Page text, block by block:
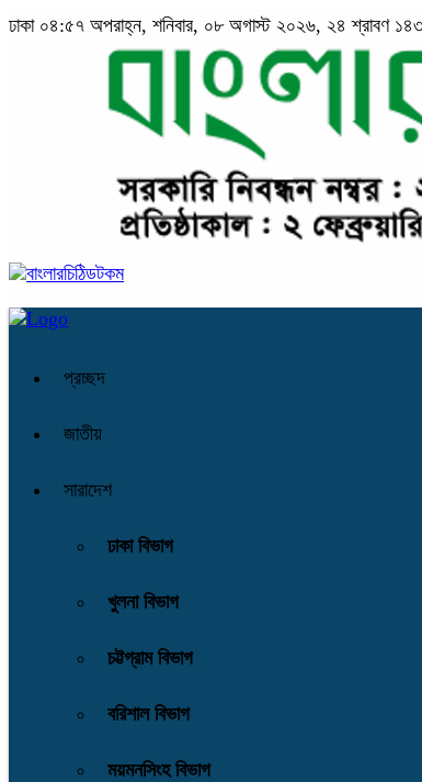
ঢাকা ০৪:৫৭ অপরাহ্ন, শনিবার, ০৮ অগাস্ট ২০২৬, ২৪ শ্রাবণ ১৪৩৩
প্রচ্ছদ
জাতীয়
সারাদেশ
ঢাকা বিভাগ
খুলনা বিভাগ
চট্টগ্রাম বিভাগ
বরিশাল বিভাগ
ময়মনসিংহ বিভাগ